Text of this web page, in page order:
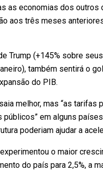
as economias dos
aos três meses
Trump (+145% sobre
também sentirá o
do PIB.
melhor, mas “as
em alguns
poderiam ajudar a
o maior
do país para 2,5%, a